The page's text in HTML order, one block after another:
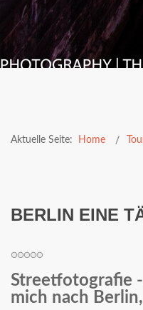
Aktuelle Seite: Home
BERLIN EINE
Streetfotografie
mich nach